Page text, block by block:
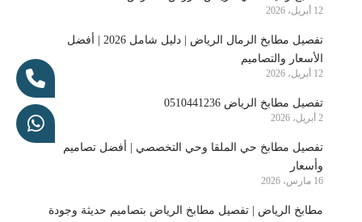
12 أبريل، 2026
تفصيل مطابخ الرمال الرياض | دليل شامل 2026 | أفضل
الأسعار والتصاميم
12 أبريل، 2026
تفصيل مطابخ الرياض 0510441236
2 أبريل، 2026
تفصيل مطابخ حي الملقا وحي التخصصي | أفضل تصاميم
وأسعار
16 مارس، 2026
مطابخ الرياض | تفصيل مطابخ الرياض بتصاميم حديثة وجودة